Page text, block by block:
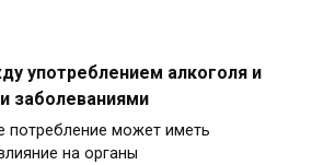
употреблением алкоголя и
заболеваниями
потребление может иметь
на органы